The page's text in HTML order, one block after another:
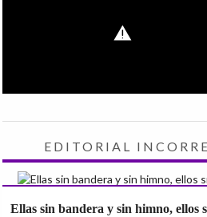
EDITORIAL
Ellas sin bandera y sin himno, ellos